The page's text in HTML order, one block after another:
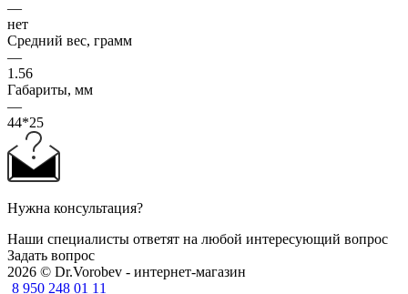
—
нет
Средний вес, грамм
—
1.56
Габариты, мм
—
44*25
Нужна консультация?
Наши специалисты ответят на любой интересующий вопрос
Задать вопрос
2026 © Dr.Vorobev - интернет-магазин
8 950 248 01 11